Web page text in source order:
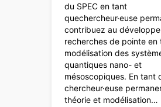
du SPEC en tant
quechercheur·euse
contribuez au
recherches de pointe en
modélisation des
quantiques nano- et
mésoscopiques. En tant
chercheur·euse
théorie et modélisation…